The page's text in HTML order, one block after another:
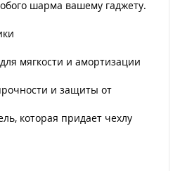
шарма вашему гаджету.
мягкости и амортизации
и защиты от
которая придает чехлу